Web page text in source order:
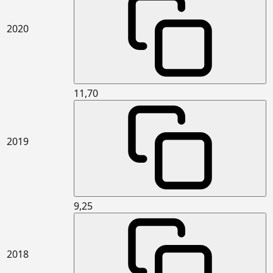
2020
2019
11,70
2018
9,25
Basma mukavemeti en az 300 kPa,
W/(m.K) olan, 5 cm kalınlıkta (XPS
levhalar yüklenebilen) levhalar ile
yatayda (geleneksel gezilebilir teras
5 cm kalınlıkta yüzeye dik çekme
mukavemeti en az 7,5kPa (TR7,5)
taşyünü levhalar ile dış duvarlarda
dıştan ısı yalıtımı ve üzerine ısı
yalıtım sıvası yapılması (Mantolama)
m2
15.341.3002
mukavemeti en az 7,5kPa (TR7,5)
dıştan ısı yalıtımı ve üzerine ısı
yalıtım sıvası yapılması (Mantolama)
Çimento esaslı kendiliğinden
yerleşen (self leveling) harç ile
ortalama 2 mm kalınlıkta zemin
tesviyesi yapılması ve üzerine PVC
esaslı spor zemin malzemeleri ile
kapalı spor zeminlerde döşeme
m2